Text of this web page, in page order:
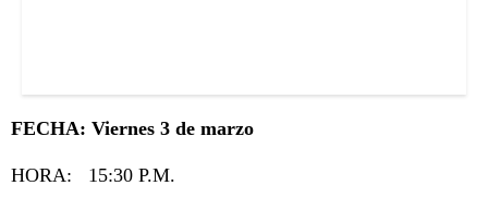
FECHA: Viernes 3 de marzo
HORA: 15:30 P.M.